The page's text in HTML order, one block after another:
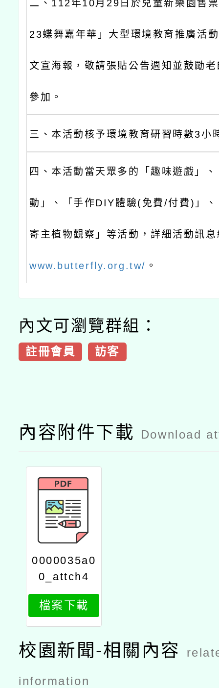
二、112年10月29日於兒童新樂園售
23蝶舞嘉年華」大型環境教育推廣活
文宣海報，敬請張貼公告週知並鼓勵
參加。
三、本活動核予環境教育研習時數3小
四、本活動當天眾多的「趣味遊戲」
動」、「手作DIY體驗(免費/付費)」
寄主植物觀察」等活動，詳細活動訊
www.butterfly.org.tw/ 。
內文可瀏覽群組：
註冊會員 訪客
內容附件下載 Download
0000035a0
0_attch4
檔案下載
校園新聞-相關內容
information